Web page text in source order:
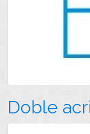
Doble